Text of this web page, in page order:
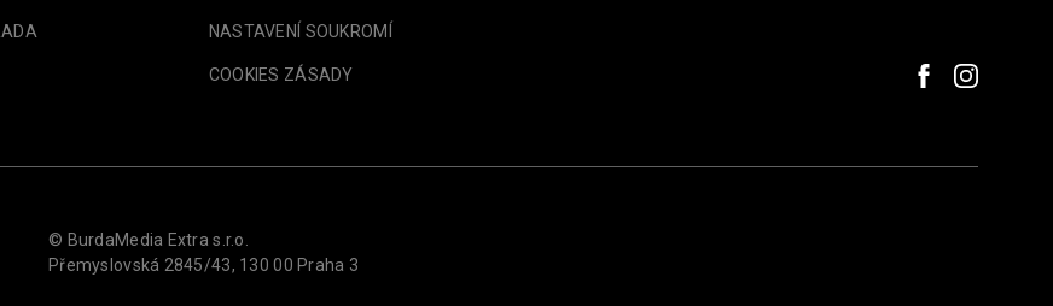
NASTAVENÍ SOUKROMÍ
COOKIES ZÁSADY
© BurdaMedia Extra s.r.o.
Přemyslovská 2845/43, 130 00 Praha 3